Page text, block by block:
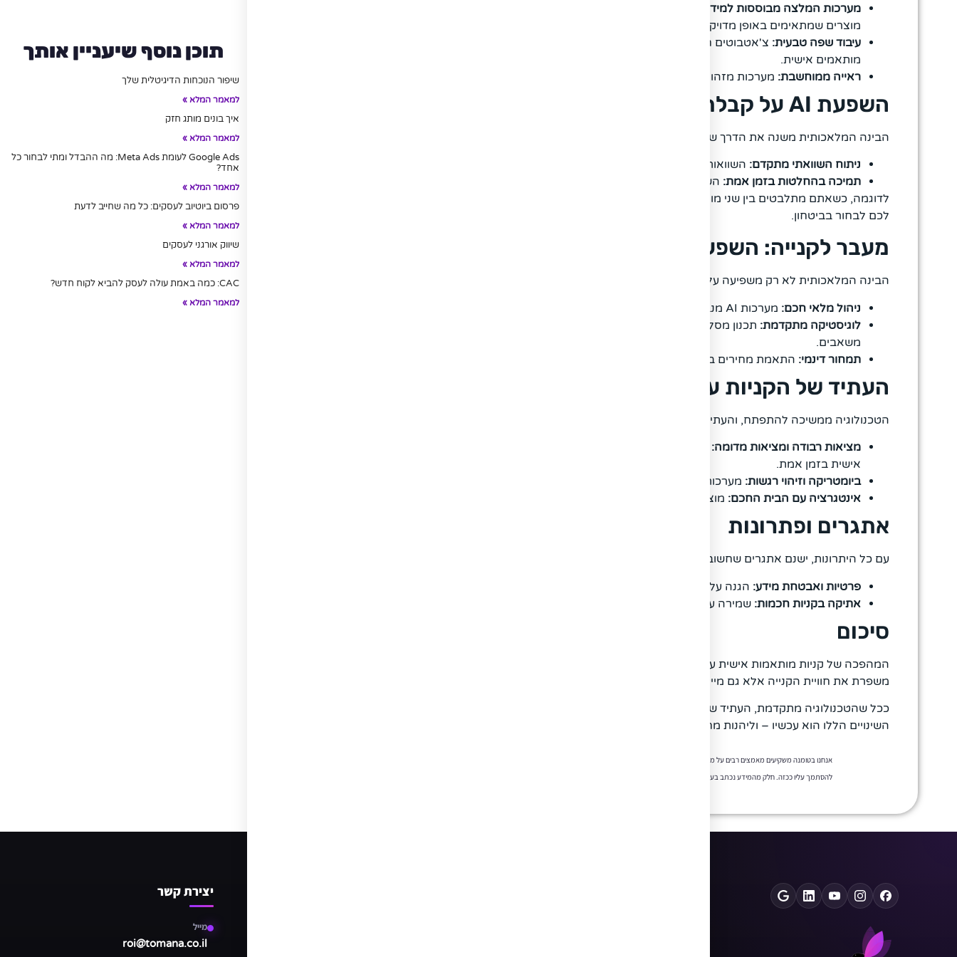
מערכות המלצה מבוססות למידת מכונה:
מוצרים שמתאימים באופן מדויק לטעם האישי שלכם.
עיבוד שפה טבעית: צ'אטבוטים חכמים מנהלים שיחות טבעיות, עונים על שאלות מורכבות ומציעים פתרונות
מותאמים אישית.
ראייה ממוחשבת: מערכות מזהות מוצרים בתמונות ומציעות פריטים דומים או זהים.
השפעת AI על קבלת החלטות בקניות
הבינה המלאכותית משנה את הדרך שבה אנו מקבלים החלטות קנייה:
ניתוח השוואתי מתקדם: השוואות מחירים מעמיקות, היסטוריית מחירים ותחזיות עתידיות.
תמיכה בהחלטות בזמן אמת: השוואת מפרטים טכניים, ניתוח חוות דעת והצעות אלטרנטיביות.
לדוגמה, כשאתם מתלבטים בין שני מוצרים, המערכת תציג לכם את היתרונות והחסרונות של כל אחד מהם ותעזור
לכם לבחור בביטחון.
מעבר לקנייה: השפעות רוחביות במסחר האלקטרוני
הבינה המלאכותית לא רק משפיעה על חוויית הקנייה אלא גם משדרגת את כל שרשרת האספקה:
ניהול מלאי חכם: מערכות AI מנבאות ביקושים עתידיים, מזהות מחסורים ומציעות פתרונות להזמנות חדשות.
לוגיסטיקה מתקדמת: תכנון מסלולי משלוח אופטימליים תוך התחשבות בעומסי תנועה, מזג אוויר וזמינות
משאבים.
תמחור דינמי: התאמת מחירים בזמן אמת בהתאם לביקוש, מחירי מתחרים והתנהגות צרכנים.
העתיד של הקניות עם בינה מלאכותית
הטכנולוגיה ממשיכה להתפתח, והעתיד של הקניות המקוונות נראה מרגש מתמיד:
מציאות רבודה ומציאות מדומה:
אישית בזמן אמת.
ביומטריקה וזיהוי רגשות: מערכות שמזהות את מצב הרוח שלכם ומתאימות את הממשק בהתאם.
אינטגרציה עם הבית החכם: מוצרים מוזמנים אוטומטית כשיש צורך בהם, כמו מילוי מחדש של מוצרי צריכה.
אתגרים ופתרונות
עם כל היתרונות, ישנם אתגרים שחשוב להתייחס אליהם:
פרטיות ואבטחת מידע: הגנה על המידע האישי ושקיפות בשימוש בנתונים.
אתיקה בקניות חכמות: שמירה על הוגנות בהמלצות, שקיפות במחירים ומניעת מניפולציות.
סיכום
המהפכה של קניות מותאמות אישית עם בינה מלאכותית משנה את פני המסחר האלקטרוני. הטכנולוגיה לא רק
משפרת את חוויית הקנייה אלא גם מייעלת תהליכים עסקיים ופותחת דלתות להזדמנויות חדשות.
ככל שהטכנולוגיה מתקדמת, העתיד של הקניות נראה מבטיח ומלא בחידושים מרתקים. הזמן להתחיל לאמץ את
השינויים הללו הוא עכשיו – וליהנות מחוויית קנייה שאין דומה לה.
אנחנו בטומנה משקיעים מאמצים רבים על מנת לספק לכם תוכן איכותי ומדוייק.יחד עם זאת המידע שאנחנו רושמים אינו מהווה ייעוץ משפטי או תחליף לבעל מקצוע ואין
להסתמך עליו ככזה. חלק מהמידע נכתב בעזרת כלי בינה מלאכותית לשיפור חווית המידע והידע ומסמתך בחלקו על אתרים אמינים ומוכרים.
תוכן נוסף שיעניין אותך
שיפור הנוכחות הדיגיטלית שלך
למאמר המלא »
איך בונים מותג חזק
למאמר המלא »
Google Ads לעומת Meta Ads: מה ההבדל ומתי לבחור כל
אחד?
למאמר המלא »
פרסום ביוטיוב לעסקים: כל מה שחייב לדעת
למאמר המלא »
שיווק אורגני לעסקים
למאמר המלא »
CAC: כמה באמת עולה לעסק להביא לקוח חדש?
למאמר המלא »
יצירת קשר
מייל
roi@tomana.co.il